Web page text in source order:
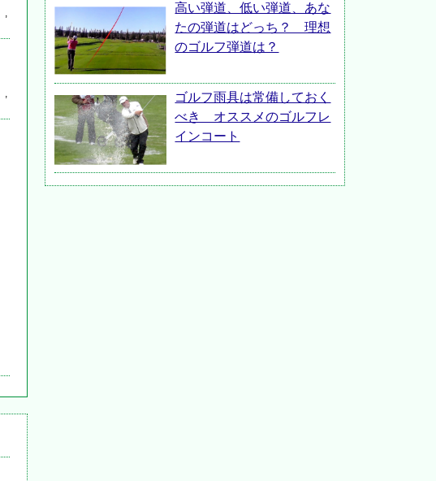
,
,
高い弾道、低い弾道、あな
たの弾道はどっち？ 理想
のゴルフ弾道は？
ゴルフ雨具は常備しておく
べき オススメのゴルフレ
インコート